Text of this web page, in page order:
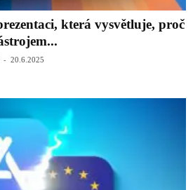
která vysvětluje, proč
- 20.6.2025